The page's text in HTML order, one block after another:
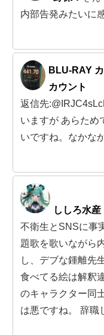
内部告発みたいに
BLU-RAY
カウント
返信先
いますが あらため
いですね。なかな
ししろ水産
不衛生とSNSに事
題歌を歌いながら
し、デブな鍾離先
食べてる絵は解釈
のキャラクター同
は悪ですね。 辞職